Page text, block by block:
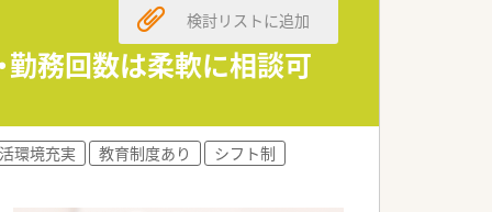
ています。
勤務回数は柔軟に相談可
検討リストに追加
環境充実 教育制度あり シフト制